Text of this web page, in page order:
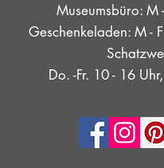
Museumsbüro: M
Geschenkeladen: M -
Do. -Fr. 10 - 16